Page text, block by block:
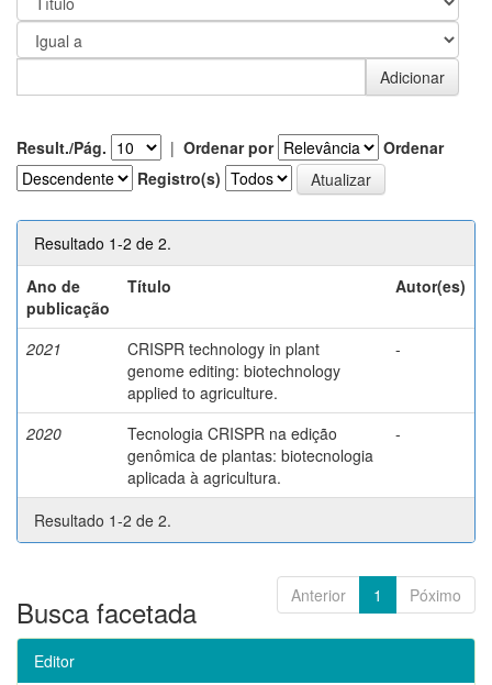
Result./Pág. | Ordenar por
Ordenar
Registro(s)
Resultado 1-2 de 2.
Ano de
publicação
Título Autor(es)
2021
CRISPR technology in plant
genome editing: biotechnology
applied to agriculture.
-
2020
Tecnologia CRISPR na edição
genômica de plantas: biotecnologia
aplicada à agricultura.
-
Resultado 1-2 de 2.
Anterior 1 Póximo
Busca facetada
Editor